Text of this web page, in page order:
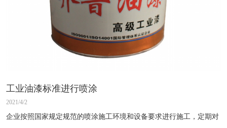
工业油漆标准进行喷涂
2021/4/2
企业按照国家规定规范的喷涂施工环境和设备要求进行施工，定期对